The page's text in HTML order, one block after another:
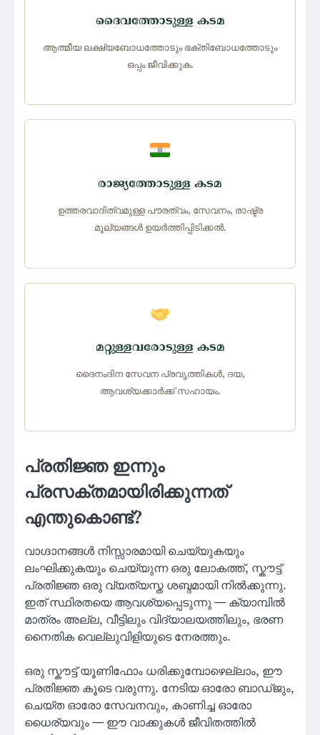
ദൈവത്തോടുള്ള കടമ
ആത്മീയ ലക്ഷ്യബോധത്തോടും ഭക്തിബോധത്തോടും
ഒപ്പം ജീവിക്കുക.
രാജ്യത്തോടുള്ള കടമ
ഉത്തരവാദിത്വമുള്ള പൗരത്വം, സേവനം, രാഷ്ട്ര
മൂല്യങ്ങൾ ഉയർത്തിപ്പിടിക്കൽ.
മറ്റുള്ളവരോടുള്ള കടമ
ദൈനംദിന സേവന പ്രവൃത്തികൾ, ദയ,
ആവശ്യക്കാർക്ക് സഹായം.
പ്രതിജ്ഞ ഇന്നും
പ്രസക്തമായിരിക്കുന്നത്
എന്തുകൊണ്ട്?
വാഗ്ദാനങ്ങൾ നിസ്സാരമായി ചെയ്യുകയും
ലംഘിക്കുകയും ചെയ്യുന്ന ഒരു ലോകത്ത്, സ്കൗട്ട്
പ്രതിജ്ഞ ഒരു വ്യത്യസ്ത ശബ്ദമായി നിൽക്കുന്നു.
ഇത് സ്ഥിരതയെ ആവശ്യപ്പെടുന്നു — ക്യാമ്പിൽ
മാത്രം അല്ല, വീട്ടിലും വിദ്യാലയത്തിലും, ഭരണ
നൈതിക വെല്ലുവിളിയുടെ നേരത്തും.
ഒരു സ്കൗട്ട് യൂണിഫോം ധരിക്കുമ്പോഴെല്ലാം, ഈ
പ്രതിജ്ഞ കൂടെ വരുന്നു. നേടിയ ഓരോ ബാഡ്ജും,
ചെയ്ത ഓരോ സേവനവും, കാണിച്ച ഓരോ
ധൈര്യവും — ഈ വാക്കുകൾ ജീവിതത്തിൽ